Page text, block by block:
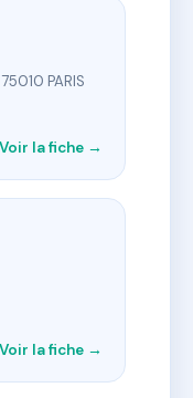
PARIS
Voir la fiche →
Voir la fiche →